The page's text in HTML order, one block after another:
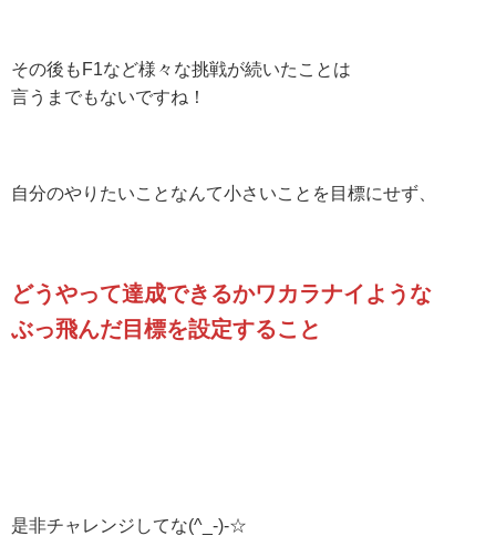
その後もF1など様々な挑戦が続いたことは
言うまでもないですね！
自分のやりたいことなんて小さいことを目標にせず、
どうやって達成できるかワカラナイような
ぶっ飛んだ目標を設定すること
是非チャレンジしてな(^_-)-☆